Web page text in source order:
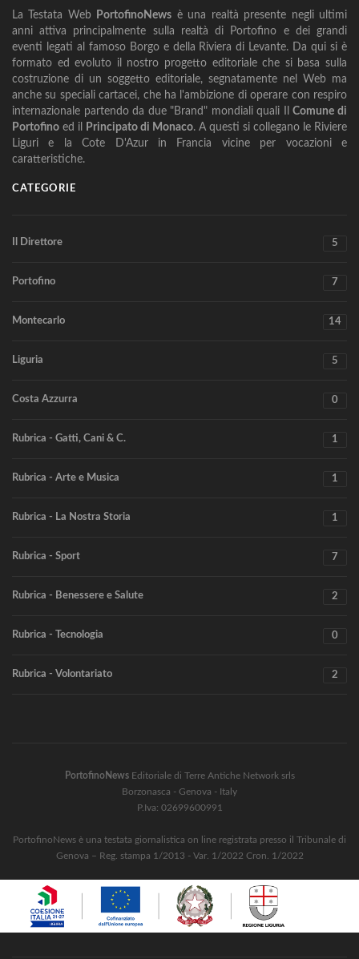
La Testata Web PortofinoNews è una realtà presente negli ultimi
anni attiva principalmente sulla realtà di Portofino e dei grandi
eventi legati al famoso Borgo e della Riviera di Levante. Da qui si è
formato ed evoluto il nostro progetto editoriale che si basa sulla
costruzione di un soggetto editoriale, segnatamente nel Web ma
anche su speciali cartacei, che ha l'ambizione di operare con respiro
internazionale partendo da due "Brand" mondiali quali IlComune di
Portofino ed il Principato di Monaco. A questi si collegano le Riviere
Liguri e la Cote D'Azur in Francia vicine per vocazioni e
caratteristiche.
CATEGORIE
Il Direttore 5
Portofino 7
Montecarlo 14
Liguria 5
Costa Azzurra 0
Rubrica - Gatti, Cani & C. 1
Rubrica - Arte e Musica 1
Rubrica - La Nostra Storia 1
Rubrica - Sport 7
Rubrica - Benessere e Salute 2
Rubrica - Tecnologia 0
Rubrica - Volontariato 2
PortofinoNewsEditoriale di Terre Antiche Network srls
Borzonasca - Genova - Italy
P.Iva: 02699600991
PortofinoNews è una testata giornalistica on line registrata presso il Tribunale di
Genova – Reg. stampa 1/2013 - Var. 1/2022 Cron. 1/2022